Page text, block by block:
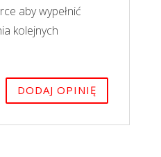
aby wypełnić
kolejnych